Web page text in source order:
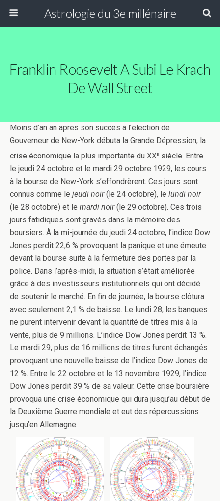
Astrologie du 3e millénaire
Franklin Roosevelt A Subi Le Krach
De Wall Street
Moins d’an an après son succès à l’élection de
Gouverneur de New-York débuta la Grande Dépression, la
crise économique la plus importante du XXe siècle. Entre
le jeudi 24 octobre et le mardi 29 octobre 1929, les cours
à la bourse de New-York s’effondrèrent. Ces jours sont
connus comme le jeudi noir(le 24 octobre), le lundi noir
(le 28 octobre) et le mardi noir(le 29 octobre). Ces trois
jours fatidiques sont gravés dans la mémoire des
boursiers. À la mi-journée du jeudi 24 octobre, l’indice Dow
Jones perdit 22,6 % provoquant la panique et une émeute
devant la bourse suite à la fermeture des portes par la
police. Dans l’après-midi, la situation s’était améliorée
grâce à des investisseurs institutionnels qui ont décidé
de soutenir le marché. En fin de journée, la bourse clôtura
avec seulement 2,1 % de baisse. Le lundi 28, les banques
ne purent intervenir devant la quantité de titres mis à la
vente, plus de 9 millions. L’indice Dow Jones perdit 13 %.
Le mardi 29, plus de 16 millions de titres furent échangés
provoquant une nouvelle baisse de l’indice Dow Jones de
12 %. Entre le 22 octobre et le 13 novembre 1929, l’indice
Dow Jones perdit 39 % de sa valeur. Cette crise boursière
provoqua une crise économique qui dura jusqu’au début de
la Deuxième Guerre mondiale et eut des répercussions
jusqu’en Allemagne.